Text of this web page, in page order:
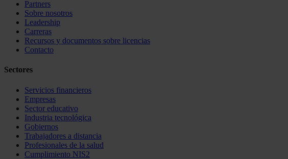
Partners
Sobre nosotros
Leadership
Carreras
Recursos y documentos sobre licencias
Contacto
Sectores
Servicios financieros
Empresas
Sector educativo
Industria tecnológica
Gobiernos
Trabajadores a distancia
Profesionales de la salud
Cumplimiento NIS2